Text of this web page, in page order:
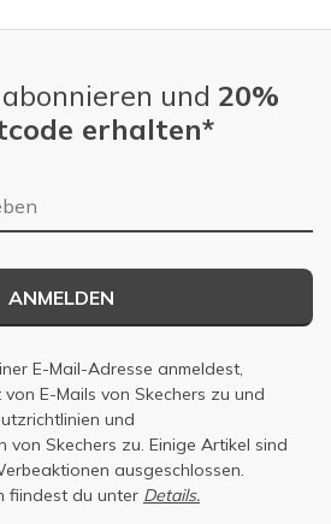
und 20%
erhalten*
ANMELDEN
E-Mail-Adresse anmeldest,
E-Mails von Skechers zu und
und
von Skechers zu. Einige Artikel sind
ausgeschlossen.
fiindest du unter Details.